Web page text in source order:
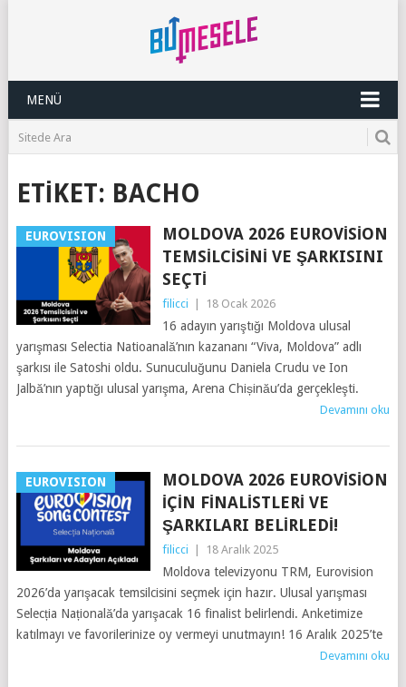
MENÜ
ETIKET: BACHO
EUROVISION
MOLDOVA 2026 EUROVISION
TEMSILCISINI VE ŞARKISINI
SEÇTI
filicci 18 Ocak 2026
16 adayın yarıştığı Moldova ulusal
yarışması Selectia Natioanală’nın kazananı “Viva, Moldova” adlı
şarkısı ile Satoshi oldu. Sunuculuğunu Daniela Crudu ve Ion
Jalbă’nın yaptığı ulusal yarışma, Arena Chișinău’da gerçekleşti.
Devamını oku
EUROVISION
MOLDOVA 2026 EUROVISION
İÇIN FINALISTLERI VE
ŞARKILARI BELIRLEDI!
filicci 18 Aralık 2025
Moldova televizyonu TRM, Eurovision
2026’da yarışacak temsilcisini seçmek için hazır. Ulusal yarışması
Selecția Națională’da yarışacak 16 finalist belirlendi. Anketimize
katılmayı ve favorilerinize oy vermeyi unutmayın! 16 Aralık 2025’te
Devamını oku